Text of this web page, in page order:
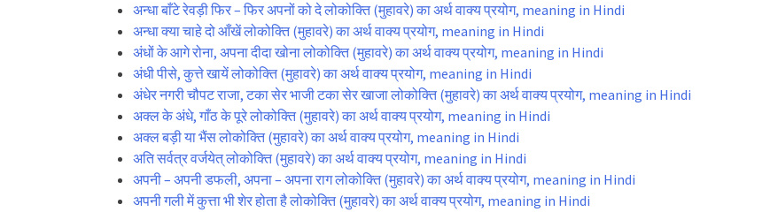
अन्धा बाँटे रेवड़ी फिर – फिर अपनों को दे लोकोक्ति (मुहावरे) का अर्थ वाक्य प्रयोग, meaning in Hindi
अन्धा क्या चाहे दो आँखें लोकोक्ति (मुहावरे) का अर्थ वाक्य प्रयोग, meaning in Hindi
अंधों के आगे रोना, अपना दीदा खोना लोकोक्ति (मुहावरे) का अर्थ वाक्य प्रयोग, meaning in Hindi
अंधी पीसे, कुत्ते खायें लोकोक्ति (मुहावरे) का अर्थ वाक्य प्रयोग, meaning in Hindi
अंधेर नगरी चौपट राजा, टका सेर भाजी टका सेर खाजा लोकोक्ति (मुहावरे) का अर्थ वाक्य प्रयोग, meaning in Hindi
अक्ल के अंधे, गाँठ के पूरे लोकोक्ति (मुहावरे) का अर्थ वाक्य प्रयोग, meaning in Hindi
अक्ल बड़ी या भैंस लोकोक्ति (मुहावरे) का अर्थ वाक्य प्रयोग, meaning in Hindi
अति सर्वत्र वर्जयेत् लोकोक्ति (मुहावरे) का अर्थ वाक्य प्रयोग, meaning in Hindi
अपनी – अपनी डफली, अपना – अपना राग लोकोक्ति (मुहावरे) का अर्थ वाक्य प्रयोग, meaning in Hindi
अपनी गली में कुत्ता भी शेर होता है लोकोक्ति (मुहावरे) का अर्थ वाक्य प्रयोग, meaning in Hindi